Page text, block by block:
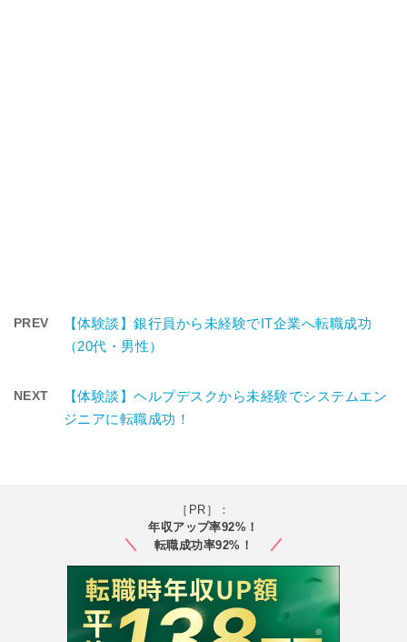
PREV
【体験談】銀行員から未経験でIT企業へ転職成功
（20代・男性）
NEXT
【体験談】ヘルプデスクから未経験でシステムエン
ジニアに転職成功！
［PR］：
年収アップ率92%！
転職成功率92%！